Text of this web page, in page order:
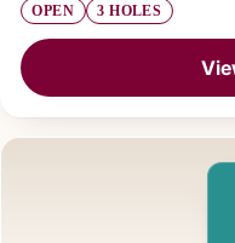
OPEN 3 HOLES